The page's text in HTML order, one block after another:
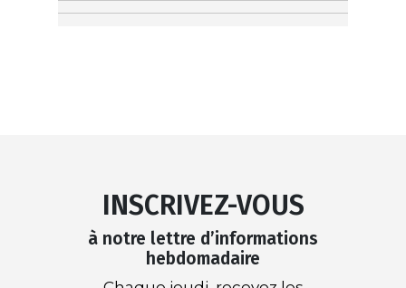
INSCRIVEZ-VOUS
à notre lettre d’informations
hebdomadaire